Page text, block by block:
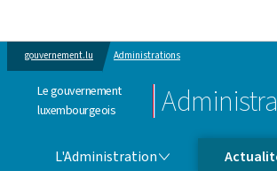
gouvernement.lu Administrations
Le gouvernement
luxembourgeois
L'Administration